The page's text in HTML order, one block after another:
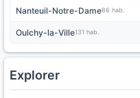
Nanteuil-Notre-Dame86 hab.
Oulchy-la-Ville131 hab.
Explorer